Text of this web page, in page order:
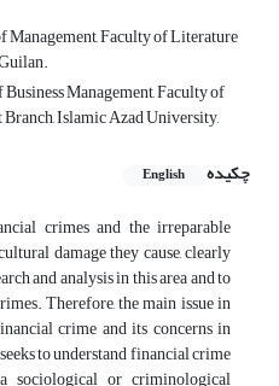
Management, Faculty of Literature
Management, Faculty of
Islamic Azad University,
چکیده
English
crimes and the irreparable
damage they cause, clearly
and analysis in this area and to
Therefore, the main issue in
crime and its concerns in
to understand financial crime